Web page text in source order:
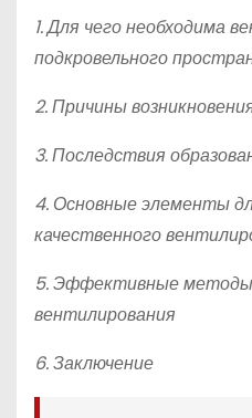
1. Для чего необходима
подкровельного
2. Причины
3. Последствия
4. Основные элементы
качественного
5. Эффективные
вентилирования
6. Заключение